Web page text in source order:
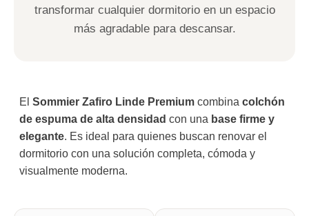
transformar cualquier dormitorio en un espacio
más agradable para descansar.
El Sommier Zafiro Linde Premium combina colchón
de espuma de alta densidad con una base firme y
elegante. Es ideal para quienes buscan renovar el
dormitorio con una solución completa, cómoda y
visualmente moderna.